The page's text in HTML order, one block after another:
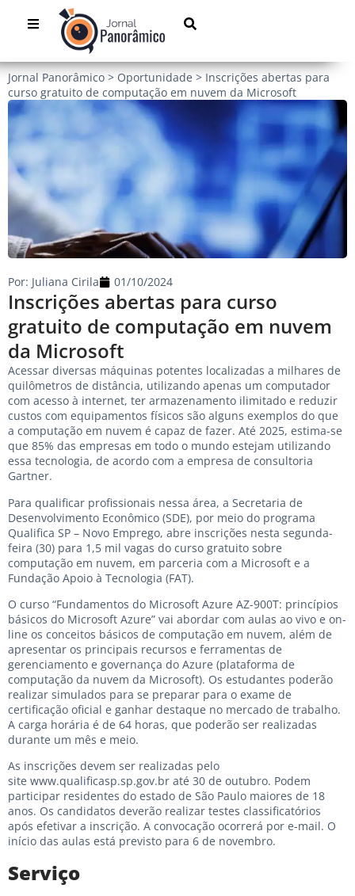
Jornal Panorâmico > Oportunidade > Inscrições abertas para
curso gratuito de computação em nuvem da Microsoft
Inscrições abertas para curso
gratuito de computação em nuvem
da Microsoft
Por: Juliana Cirila 01/10/2024
Acessar diversas máquinas potentes localizadas a milhares de
quilômetros de distância, utilizando apenas um computador
com acesso à internet, ter armazenamento ilimitado e reduzir
custos com equipamentos físicos são alguns exemplos do que
a computação em nuvem é capaz de fazer. Até 2025, estima-se
que 85% das empresas em todo o mundo estejam utilizando
essa tecnologia, de acordo com a empresa de consultoria
Gartner.
Para qualificar profissionais nessa área, a Secretaria de
Desenvolvimento Econômico (SDE), por meio do programa
Qualifica SP – Novo Emprego, abre inscrições nesta segunda-
feira (30) para 1,5 mil vagas do curso gratuito sobre
computação em nuvem, em parceria com a Microsoft e a
Fundação Apoio à Tecnologia (FAT).
O curso “Fundamentos do Microsoft Azure AZ-900T: princípios
básicos do Microsoft Azure” vai abordar com aulas ao vivo e on-
line os conceitos básicos de computação em nuvem, além de
apresentar os principais recursos e ferramentas de
gerenciamento e governança do Azure (plataforma de
computação da nuvem da Microsoft). Os estudantes poderão
realizar simulados para se preparar para o exame de
certificação oficial e ganhar destaque no mercado de trabalho.
A carga horária é de 64 horas, que poderão ser realizadas
durante um mês e meio.
As inscrições devem ser realizadas pelo
site www.qualificasp.sp.gov.br até 30 de outubro. Podem
participar residentes do estado de São Paulo maiores de 18
anos. Os candidatos deverão realizar testes classificatórios
após efetivar a inscrição. A convocação ocorrerá por e-mail. O
início das aulas está previsto para 6 de novembro.
Serviço